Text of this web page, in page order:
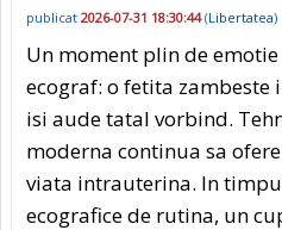
publicat 2026-07-31 18:30:44(Libertatea)
Un moment plin de
ecograf: o fetita zambeste
isi aude tatal vorbind.
moderna continua sa
viata intrauterina. In
ecografice de rutina, un